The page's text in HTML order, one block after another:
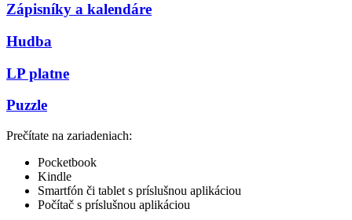
Zápisníky a kalendáre
Hudba
LP platne
Puzzle
Prečítate na zariadeniach:
Pocketbook
Kindle
Smartfón či tablet s príslušnou aplikáciou
Počítač s príslušnou aplikáciou